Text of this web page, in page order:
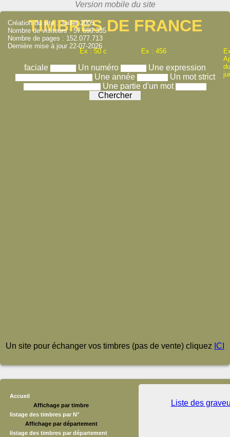
TIMBRES DE FRANCE
Ex : 50 c Ex : 456
faciale Un numéro
Une expression
Une année
Un mot strict
Une partie d'un mot
Création du site : Juillet 2005
Nombre de visiteurs : 57.699.335
Nombre de pages : 152.077.713
Dernière mise à jour 22-07-2026
Un site pour échanger vos timbres (pas de vente) cliquez ICI
Accueil
Affichage par timbre
listage des timbres par N°
Affichage par département
listage des timbres par département
Liste des